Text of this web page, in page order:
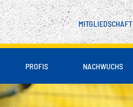
MITGLIEDSCHAFT
PROFIS NACHWUCHS